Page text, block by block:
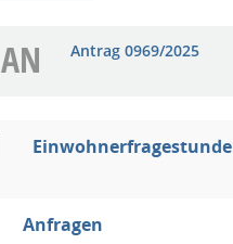
AN Antrag 0969/2025
Einwohnerfragestunde
Anfragen